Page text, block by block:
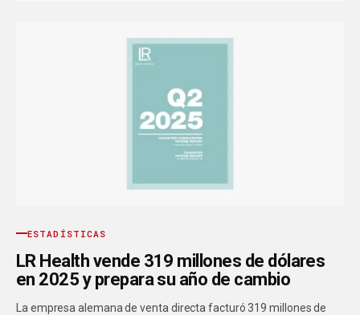
ESTADÍSTICAS
LR Health vende 319 millones de dólares
en 2025 y prepara su año de cambio
La empresa alemana de venta directa facturó 319 millones de